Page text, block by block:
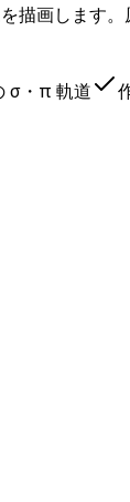
画します
σ・π 軌道